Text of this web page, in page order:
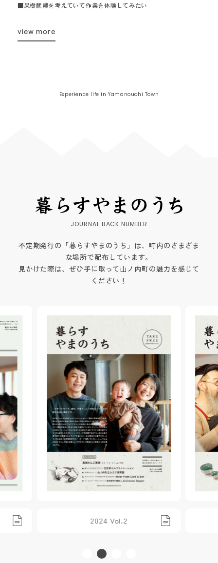
■果樹就農を考えていて作業を体験してみたい
view more
Experience life in Yamanouchi Town
不定期発行の「暮らすやまのうち」は、町内のさまざま
な場所で配布しています。
見かけた際は、ぜひ手に取って山ノ内町の魅力を感じて
ください！
2024 Vol.2